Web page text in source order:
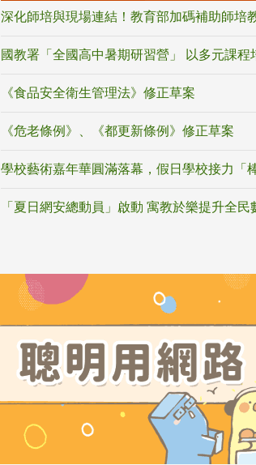
深化師培與現場連結！教育部加碼補助師培
國教署「全國高中暑期研習營」 以多元課
《食品安全衛生管理法》修正草案
《危老條例》、《都更新條例》修正草案
學校藝術嘉年華圓滿落幕，假日學校接力「
「夏日網安總動員」啟動 寓教於樂提升全民